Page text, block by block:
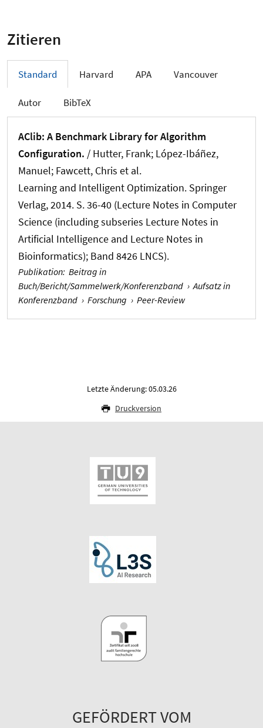
Zitieren
Standard Harvard APA Vancouver
Autor BibTeX
AClib: A Benchmark Library for Algorithm
Configuration. / Hutter, Frank; López-Ibáñez,
Manuel; Fawcett, Chris et al.
Learning and Intelligent Optimization. Springer
Verlag, 2014. S. 36-40 (Lecture Notes in Computer
Science (including subseries Lecture Notes in
Artificial Intelligence and Lecture Notes in
Bioinformatics); Band 8426 LNCS).
Publikation: Beitrag in
Buch/Bericht/Sammelwerk/Konferenzband › Aufsatz in
Konferenzband › Forschung › Peer-Review
Letzte Änderung: 05.03.26
Druckversion
GEFÖRDERT VOM